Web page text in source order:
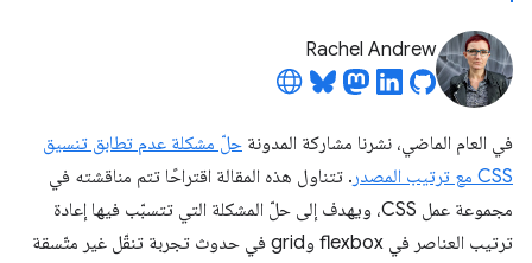
Rachel Andrew
في العام الماضي، نشرنا مشاركة المدونة حلّ مشكلة عدم تطابق تنسيق
CSS مع ترتيب المصدر
. تتناول هذه المقالة اقتراحًا تتم مناقشته في
مجموعة عمل CSS، ويهدف إلى حلّ المشكلة التي تتسبّب فيها إعادة
ترتيب العناصر في flexbox وgrid في حدوث تجربة تنقّل غير متّسقة